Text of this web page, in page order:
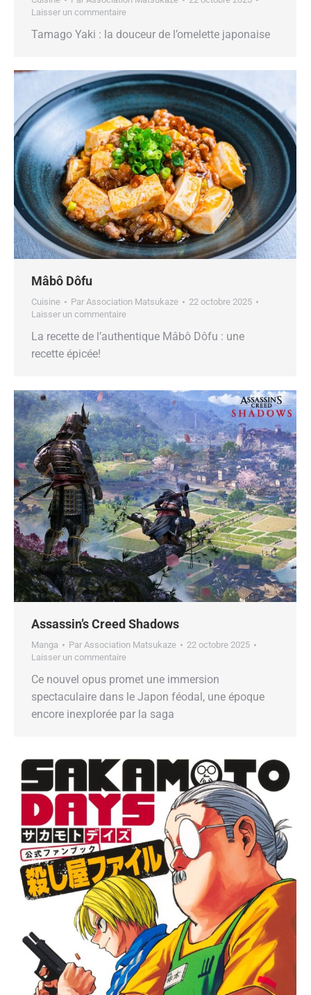
Laisser un commentaire
Tamago Yaki : la douceur de l’omelette japonaise
Mâbô Dôfu
Cuisine Par Association Matsukaze
22 octobre 2025
Laisser un commentaire
La recette de l’authentique Mâbô Dôfu : une
recette épicée!
Assassin’s Creed Shadows
Manga Par Association Matsukaze
22 octobre 2025
Laisser un commentaire
Ce nouvel opus promet une immersion
spectaculaire dans le Japon féodal, une époque
encore inexplorée par la saga